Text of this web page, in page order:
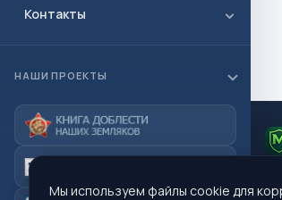
Контакты
НАШИ ПРОЕКТЫ
Мы используем файлы cookie для